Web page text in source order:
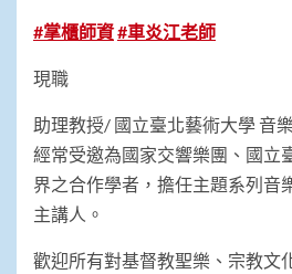
#掌櫃師資#車炎江老師
現職
助理教授/ 國立臺北藝術大學 音
經常受邀為國家交響樂團、國立
界之合作學者，擔任主題系列音
主講人。
歡迎所有對基督教聖樂、宗教文